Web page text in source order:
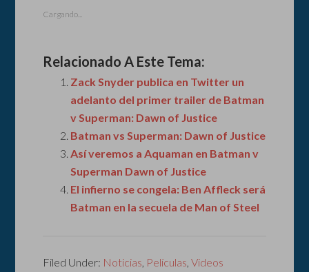
Cargando...
Relacionado A Este Tema:
Zack Snyder publica en Twitter un
adelanto del primer trailer de Batman
v Superman: Dawn of Justice
Batman vs Superman: Dawn of Justice
Así veremos a Aquaman en Batman v
Superman Dawn of Justice
El infierno se congela: Ben Affleck será
Batman en la secuela de Man of Steel
Filed Under: Noticias Películas ,Videos